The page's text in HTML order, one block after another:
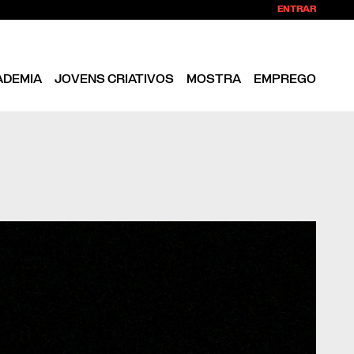
ENTRAR
JOVENS CRIATIVOS MOSTRA EMPREGO